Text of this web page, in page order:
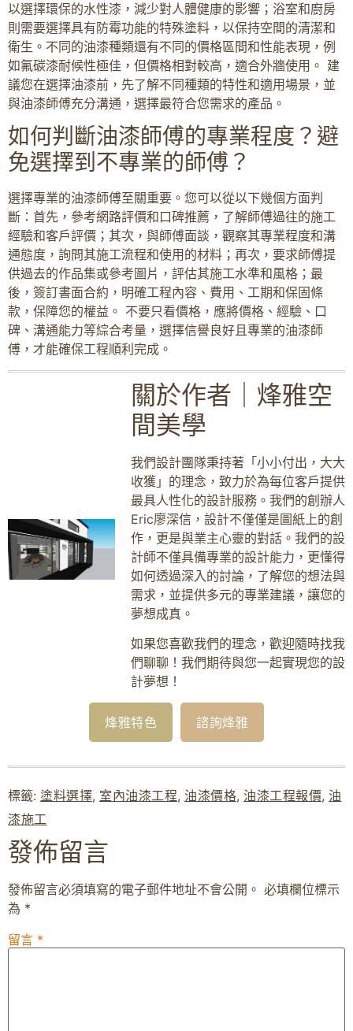
以選擇環保的水性漆，減少對人體健康的影響；浴室和廚房
則需要選擇具有防霉功能的特殊塗料，以保持空間的清潔和
衛生。不同的油漆種類還有不同的價格區間和性能表現，例
如氟碳漆耐候性極佳，但價格相對較高，適合外牆使用。 建
議您在選擇油漆前，先了解不同種類的特性和適用場景，並
與油漆師傅充分溝通，選擇最符合您需求的產品。
如何判斷油漆師傅的專業程度？避
免選擇到不專業的師傅？
選擇專業的油漆師傅至關重要。您可以從以下幾個方面判
斷：首先，參考網路評價和口碑推薦，了解師傅過往的施工
經驗和客戶評價；其次，與師傅面談，觀察其專業程度和溝
通態度，詢問其施工流程和使用的材料；再次，要求師傅提
供過去的作品集或參考圖片，評估其施工水準和風格；最
後，簽訂書面合約，明確工程內容、費用、工期和保固條
款，保障您的權益。 不要只看價格，應將價格、經驗、口
碑、溝通能力等綜合考量，選擇信譽良好且專業的油漆師
傅，才能確保工程順利完成。
關於作者｜烽雅空
間美學
我們設計團隊秉持著「小小付出，大大
收獲」的理念，致力於為每位客戶提供
最具人性化的設計服務。我們的創辦人
Eric廖深信，設計不僅僅是圖紙上的創
作，更是與業主心靈的對話。我們的設
計師不僅具備專業的設計能力，更懂得
如何透過深入的討論，了解您的想法與
需求，並提供多元的專業建議，讓您的
夢想成真。
如果您喜歡我們的理念，歡迎隨時找我
們聊聊！我們期待與您一起實現您的設
計夢想！
烽雅特色 諮詢烽雅
標籤: 塗料選擇, 室內油漆工程, 油漆價格, 油漆工程報價, 油
漆施工
發佈留言
發佈留言必須填寫的電子郵件地址不會公開。 必填欄位標示
為 *
留言 *